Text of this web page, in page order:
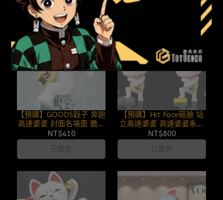
【預購】GOODS穀子 奔跑
高速婆婆 封面名場面 膽大
黨 251125
NT$410
已售完
【預購】Hit Face砸臉 站
立高速婆婆 高速婆婆系列
第二彈 膽大黨 251121
NT$800
已售完